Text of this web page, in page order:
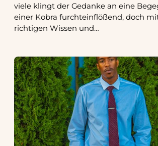
viele klingt der Gedanke an eine
einer Kobra furchteinflößend, doch
richtigen Wissen und…